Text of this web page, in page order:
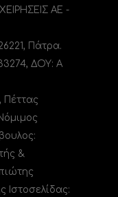
ΑΕ -
Πάτρα.
ΔΟΥ: A
Πέττας
&
Ιστοσελίδας: